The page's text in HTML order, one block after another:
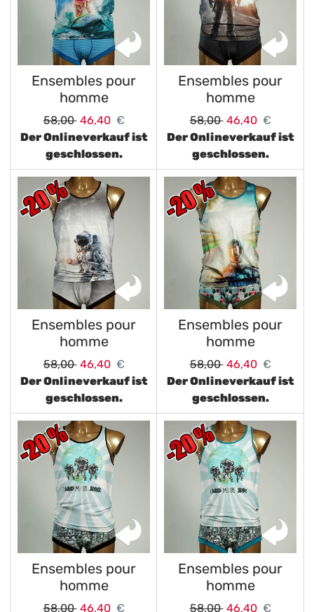
Ensembles pour
homme
58,00 46,40 €
Der Onlineverkauf ist
geschlossen.
Ensembles pour
homme
58,00 46,40 €
Der Onlineverkauf ist
geschlossen.
Ensembles pour
homme
58,00 46,40 €
Der Onlineverkauf ist
geschlossen.
Ensembles pour
homme
58,00 46,40 €
Der Onlineverkauf ist
geschlossen.
Ensembles pour
homme
58,00 46,40 €
Ensembles pour
homme
58,00 46,40 €